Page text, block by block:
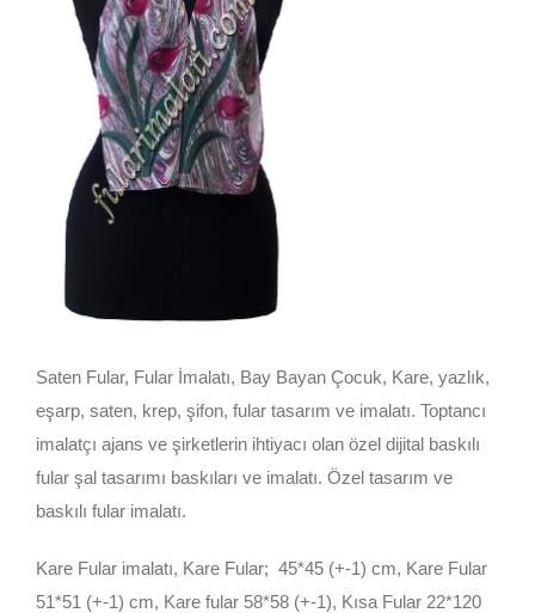
Saten Fular, Fular İmalatı, Bay Bayan Çocuk, Kare, yazlık,
eşarp, saten, krep, şifon, fular tasarım ve imalatı. Toptancı
imalatçı ajans ve şirketlerin ihtiyacı olan özel dijital baskılı
fular şal tasarımı baskıları ve imalatı. Özel tasarım ve
baskılı fular imalatı.
Kare Fular imalatı, Kare Fular; 45*45 (+-1) cm, Kare Fular
51*51 (+-1) cm, Kare fular 58*58 (+-1), Kısa Fular 22*120